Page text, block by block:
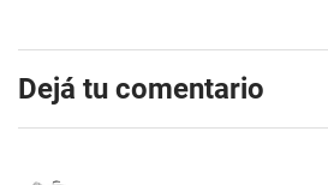
Dejá tu comentario